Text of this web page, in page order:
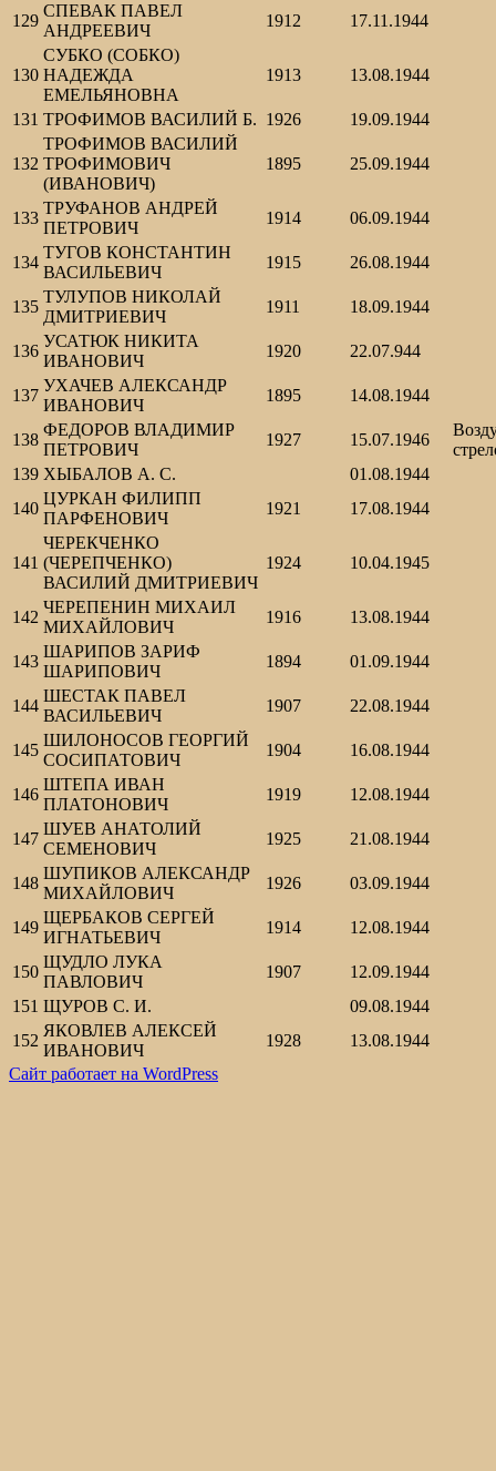
129
СПЕВАК ПАВЕЛ
АНДРЕЕВИЧ
1912 17.11.1944
130
СУБКО (СОБКО)
НАДЕЖДА
ЕМЕЛЬЯНОВНА
1913 13.08.1944
131 ТРОФИМОВ ВАСИЛИЙ Б. 1926 19.09.1944
132
ТРОФИМОВ ВАСИЛИЙ
ТРОФИМОВИЧ
(ИВАНОВИЧ)
1895 25.09.1944
133
ТРУФАНОВ АНДРЕЙ
ПЕТРОВИЧ
1914 06.09.1944
134
ТУГОВ КОНСТАНТИН
ВАСИЛЬЕВИЧ
1915 26.08.1944
135
ТУЛУПОВ НИКОЛАЙ
ДМИТРИЕВИЧ
1911 18.09.1944
136
УСАТЮК НИКИТА
ИВАНОВИЧ
1920 22.07.944
137
УХАЧЕВ АЛЕКСАНДР
ИВАНОВИЧ
1895 14.08.1944
138
ФЕДОРОВ ВЛАДИМИР
ПЕТРОВИЧ
1927 15.07.1946
139 ХЫБАЛОВ А. С.
01.08.1944
140
ЦУРКАН ФИЛИПП
ПАРФЕНОВИЧ
1921 17.08.1944
141
ЧЕРЕКЧЕНКО
(ЧЕРЕПЧЕНКО)
ВАСИЛИЙ ДМИТРИЕВИЧ
1924 10.04.1945
142
ЧЕРЕПЕНИН МИХАИЛ
МИХАЙЛОВИЧ
1916 13.08.1944
143
ШАРИПОВ ЗАРИФ
ШАРИПОВИЧ
1894 01.09.1944
144
ШЕСТАК ПАВЕЛ
ВАСИЛЬЕВИЧ
1907 22.08.1944
145
ШИЛОНОСОВ ГЕОРГИЙ
СОСИПАТОВИЧ
1904 16.08.1944
146
ШТЕПА ИВАН
ПЛАТОНОВИЧ
1919 12.08.1944
147
ШУЕВ АНАТОЛИЙ
СЕМЕНОВИЧ
1925 21.08.1944
148
ШУПИКОВ АЛЕКСАНДР
МИХАЙЛОВИЧ
1926 03.09.1944
149
ЩЕРБАКОВ СЕРГЕЙ
ИГНАТЬЕВИЧ
1914 12.08.1944
150
ЩУДЛО ЛУКА
ПАВЛОВИЧ
1907
12.09.1944
151 ЩУРОВ С. И.
09.08.1944
152
ЯКОВЛЕВ АЛЕКСЕЙ
ИВАНОВИЧ
1928
13.08.1944
Сайт работает на WordPress